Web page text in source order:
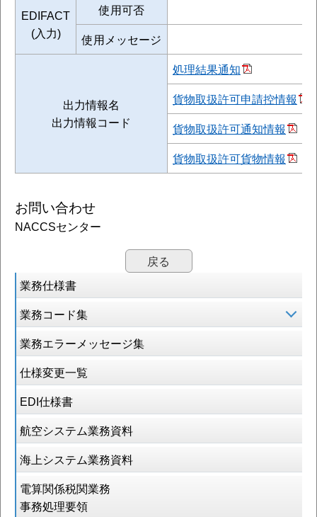
業務仕様書
業務コード集
業務エラーメッセージ集
仕様変更一覧
EDI仕様書
航空システム業務資料
海上システム業務資料
電算関係税関業務
事務処理要領
EDIFACT
(入力)
使用可否
使用メッセージ
出力情報名
出力情報コード
処理結果通知
貨物取扱許可申請控情報
貨物取扱許可通知情報
貨物取扱許可貨物情報
お問い合わせ
NACCSセンター
戻る